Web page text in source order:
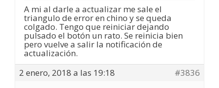
A mi al darle a actualizar me sale el
triangulo de error en chino y se queda
colgado. Tengo que reiniciar dejando
pulsado el botón un rato. Se reinicia bien
pero vuelve a salir la notificación de
actualización.
2 enero, 2018 a las 19:18
#3836